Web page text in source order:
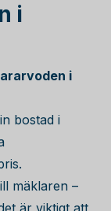
i
i
bostad i
mäklaren –
är viktigt att